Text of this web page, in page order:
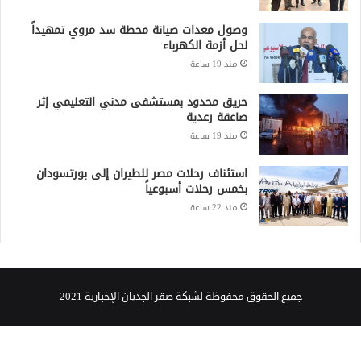
وصول معدات صيانة محطة سد مروي تمهيداً
لحل أزمة الكهرباء
منذ 19 ساعة
حريق محدود بمستشفى مدني التعليمي إثر
صاعقة رعدية
منذ 19 ساعة
استئناف رحلات مصر للطيران إلى بورتسودان
بخمس رحلات أسبوعياً
منذ 22 ساعة
جميع الحقوق محفوظة لشبكة صقر الجديان الإخبارية 2021